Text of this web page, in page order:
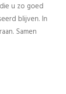
u zo goed
blijven. In
Samen